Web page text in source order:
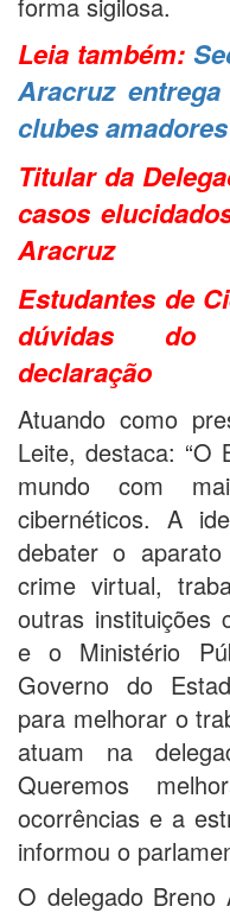
Leia também:
Aracruz
clubes amadores
Titular da
casos
Aracruz
Estudantes de
dúvidas do
declaração
Atuando como
Leite, destaca: “O
mundo com
cibernéticos. A
debater o
crime virtual,
outras instituições
e o Ministério
Governo do
para melhorar o
atuam na
Queremos
ocorrências e a
informou o
O delegado Breno